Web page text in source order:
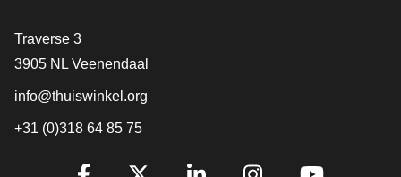
[_General:Contact]
Traverse 3
3905 NL Veenendaal
info@thuiswinkel.org
+31 (0)318 64 85 75
[_General:SocialMediaTitle]